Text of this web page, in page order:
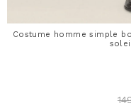
Costume homme simple